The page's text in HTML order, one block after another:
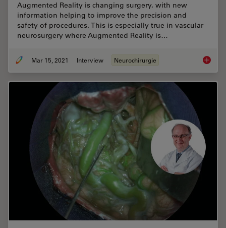
Augmented Reality is changing surgery, with new
information helping to improve the precision and
safety of procedures. This is especially true in vascular
neurosurgery where Augmented Reality is…
Mar 15, 2021 Interview Neurochirurgie How